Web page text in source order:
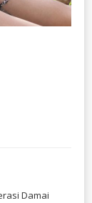
Damai